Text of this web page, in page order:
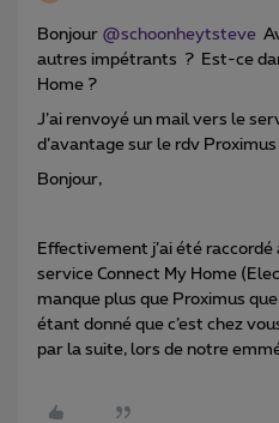
Bonjour @schoonheytsteve
autres impétrants ? Est-ce
Home ?
J’ai renvoyé un mail vers le
d’avantage sur le rdv Proximus .
Bonjour,
Effectivement j’ai été
service Connect My Home
manque plus que Proximus
étant donné que c’est chez
par la suite, lors de notre